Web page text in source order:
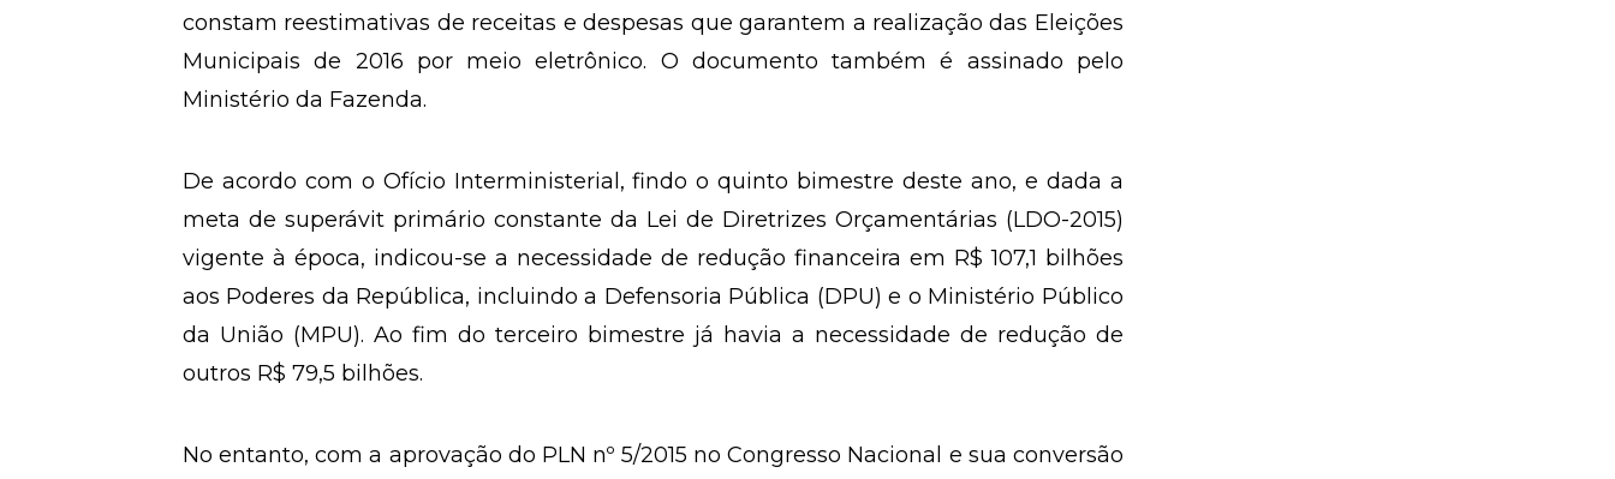
constam reestimativas de receitas e despesas que garantem a realização das Eleições
Municipais de 2016 por meio eletrônico. O documento também é assinado pelo
Ministério da Fazenda.
De acordo com o Ofício Interministerial, findo o quinto bimestre deste ano, e dada a
meta de superávit primário constante da Lei de Diretrizes Orçamentárias (LDO-2015)
vigente à época, indicou-se a necessidade de redução financeira em R$ 107,1 bilhões
aos Poderes da República, incluindo a Defensoria Pública (DPU) e o Ministério Público
da União (MPU). Ao fim do terceiro bimestre já havia a necessidade de redução de
outros R$ 79,5 bilhões.
No entanto, com a aprovação do PLN nº 5/2015 no Congresso Nacional e sua conversão